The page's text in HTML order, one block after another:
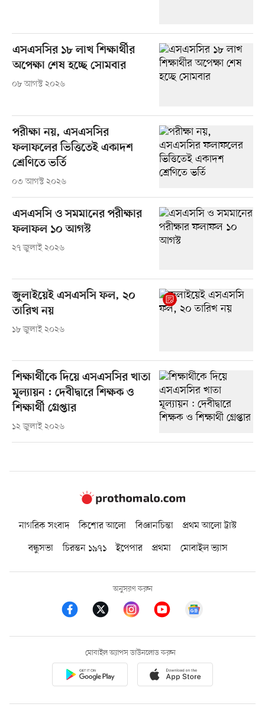
এসএসসির ১৮ লাখ শিক্ষার্থীর
অপেক্ষা শেষ হচ্ছে সোমবার
০৮ আগস্ট ২০২৬
পরীক্ষা নয়, এসএসসির
ফলাফলের ভিত্তিতেই একাদশ
শ্রেণিতে ভর্তি
০৩ আগস্ট ২০২৬
এসএসসি ও সমমানের পরীক্ষার
ফলাফল ১০ আগস্ট
২৭ জুলাই ২০২৬
জুলাইয়েই এসএসসি ফল, ২০
তারিখ নয়
১৮ জুলাই ২০২৬
শিক্ষার্থীকে দিয়ে এসএসসির খাতা
মূল্যায়ন : দেবীদ্বারে শিক্ষক ও
শিক্ষার্থী গ্রেপ্তার
১২ জুলাই ২০২৬
নাগরিক সংবাদ কিশোর আলো বিজ্ঞানচিন্তা
প্রথম আলো ট্রাস্ট
বন্ধুসভা
চিরন্তন ১৯৭১ ইপেপার প্রথমা মোবাইল ভ্যাস
অনুসরণ করুন
মোবাইল অ্যাপস ডাউনলোড করুন